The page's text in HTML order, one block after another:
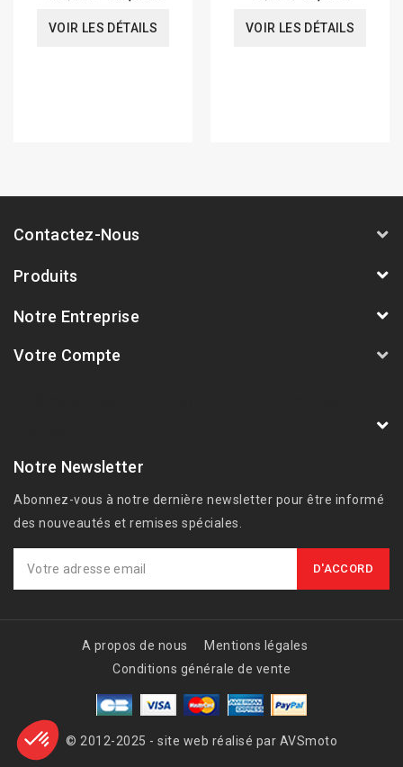
VOIR LES DÉTAILS VOIR LES DÉTAILS
Contactez-Nous
Produits
Notre Entreprise
Votre Compte
Notre Newsletter
Abonnez-vous à notre dernière newsletter pour être informé
des nouveautés et remises spéciales.
A propos de nous
Mentions légales
Conditions générale de vente
© 2012-2025 - site web réalisé par AVSmoto